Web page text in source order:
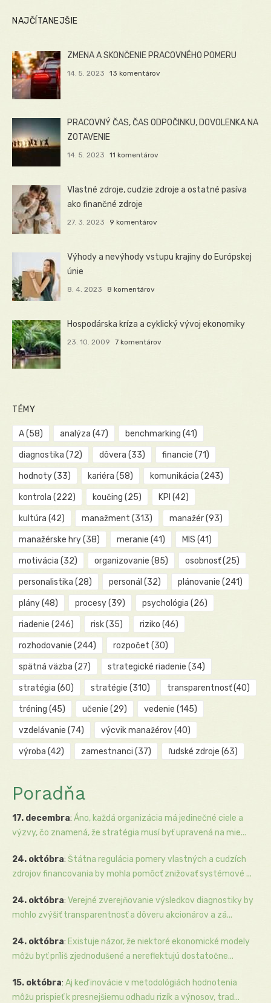
NAJČÍTANEJŠIE
ZMENA A SKONČENIE PRACOVNÉHO POMERU
14. 5. 2023 13 komentárov
PRACOVNÝ ČAS, ČAS ODPOČINKU, DOVOLENKA NA
ZOTAVENIE
14. 5. 2023 11 komentárov
Vlastné zdroje, cudzie zdroje a ostatné pasíva
ako finančné zdroje
27. 3. 2023 9 komentárov
Výhody a nevýhody vstupu krajiny do Európskej
únie
8. 4. 2023 8 komentárov
Hospodárska kríza a cyklický vývoj ekonomiky
23. 10. 2009 7 komentárov
TÉMY
A(58) analýza (47) benchmarking (41)
diagnostika (72) dôvera (33) financie (71)
hodnoty(33) kariéra (58) komunikácia (243)
kontrola (222) koučing (25) KPI (42)
kultúra (42) manažment (313) manažér(93)
manažérske hry(38) meranie (41) MIS (41)
motivácia (32) organizovanie (85) osobnosť(25)
personalistika (28) personál (32) plánovanie (241)
plány(48) procesy(39) psychológia (26)
riadenie (246) risk(35) riziko (46)
rozhodovanie (244) rozpočet (30)
spätná väzba (27) strategické riadenie (34)
stratégia (60) stratégie (310) transparentnosť(40)
tréning (45) učenie (29) vedenie (145)
vzdelávanie (74) výcvik manažérov(40)
výroba (42) zamestnanci (37) ľudské zdroje (63)
Poradňa
17. decembra: Áno, každá organizácia má jedinečné ciele a
výzvy, čo znamená, že stratégia musí byť upravená na mie...
24. októbra: Štátna regulácia pomery vlastných a cudzích
zdrojov financovania by mohla pomôcť znižovať systémové ...
24. októbra: Verejné zverejňovanie výsledkov diagnostiky by
mohlo zvýšiť transparentnosť a dôveru akcionárov a zá...
24. októbra: Existuje názor, že niektoré ekonomické modely
môžu byť príliš zjednodušené a nereflektujú dostatočne...
15. októbra: Aj keď inovácie v metodológiách hodnotenia
môžu prispieť k presnejšiemu odhadu rizík a výnosov, trad...